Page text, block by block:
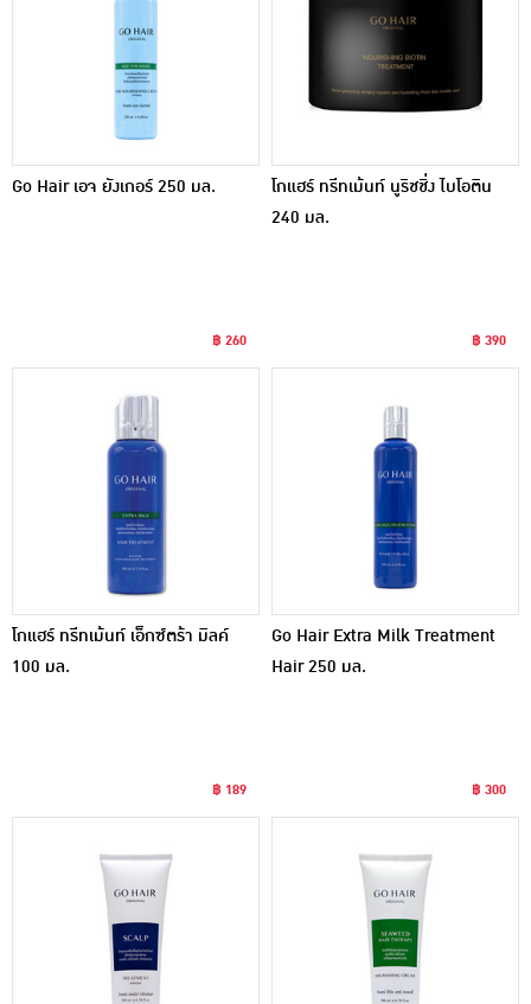
Go Hair เอจ ยังเกอร์ 250 มล.
฿ 260
โกแฮร์ ทรีทเม้นท์ นูริชชิ่ง ไบโอติน
240 มล.
฿ 390
โกแฮร์ ทรีทเม้นท์ เอ็กซ์ตร้า มิลค์
100 มล.
฿ 189
Go Hair Extra Milk Treatment
Hair 250 มล.
฿ 300